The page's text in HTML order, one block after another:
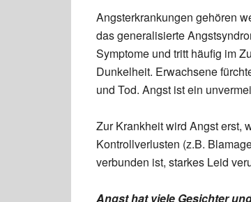
Angsterkrankungen gehören
das generalisierte
Symptome und tritt häufig im
Dunkelheit. Erwachsene
und Tod. Angst ist ein
Zur Krankheit wird Angst erst,
Kontrollverlusten (z.B.
verbunden ist, starkes Leid
Angst hat viele Gesichter